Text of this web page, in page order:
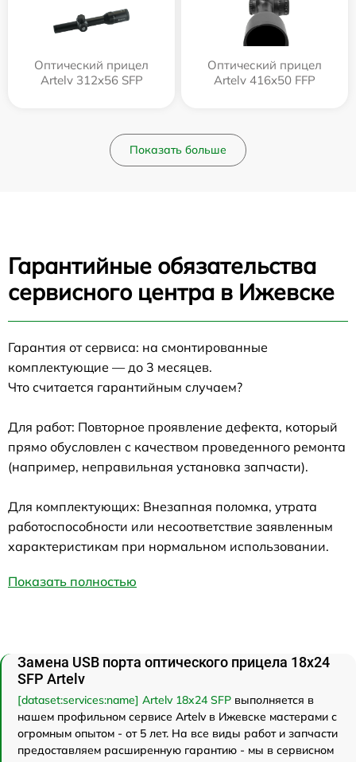
Оптический прицел
Artelv 312x56 SFP
Оптический прицел
Artelv 416x50 FFP
Показать больше
Гарантийные обязательства
сервисного центра в Ижевске
Гарантия от сервиса: на смонтированные
комплектующие — до 3 месяцев.
Что считается гарантийным случаем?
Для работ: Повторное проявление дефекта, который
прямо обусловлен с качеством проведенного ремонта
(например, неправильная установка запчасти).
Для комплектующих: Внезапная поломка, утрата
работоспособности или несоответствие заявленным
характеристикам при нормальном использовании.
Показать полностью
Замена USB порта оптического прицела 18x24
SFP Artelv
[dataset:services:name] Artelv 18x24 SFP выполняется в
нашем профильном сервисе Artelv в Ижевске мастерами с
огромным опытом - от 5 лет. На все виды работ и запчасти
предоставляем расширенную гарантию - мы в сервисном